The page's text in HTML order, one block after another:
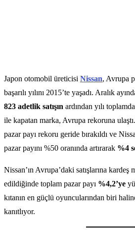
Japon otomobil üreticisi Nissan, Avrupa
başarılı yılını 2015’te yaşadı. Aralık
823 adetlik satışın ardından yılı toplamda
ile kapatan marka, Avrupa rekoruna
pazar payı rekoru geride bırakıldı ve
pazar payını %50 oranında artırarak %4
Nissan’ın Avrupa’daki satışlarına
edildiğinde toplam pazar payı %4,2’ye
kıtanın en güçlü oyuncularından biri
kanıtlıyor.